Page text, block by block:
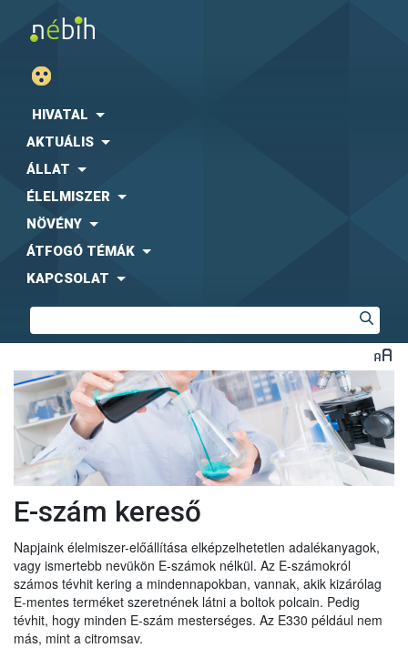
HIVATAL
AKTUÁLIS
ÁLLAT
ÉLELMISZER
NÖVÉNY
ÁTFOGÓ TÉMÁK
KAPCSOLAT
E-szám kereső
Napjaink élelmiszer-előállítása elképzelhetetlen adalékanyagok,
vagy ismertebb nevükön E-számok nélkül. Az E-számokról
számos tévhit kering a mindennapokban, vannak, akik kizárólag
E-mentes terméket szeretnének látni a boltok polcain. Pedig
tévhit, hogy minden E-szám mesterséges. Az E330 például nem
más, mint a citromsav.